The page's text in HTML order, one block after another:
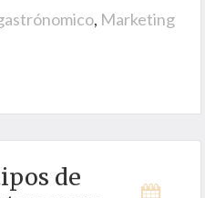
, Marketing
de